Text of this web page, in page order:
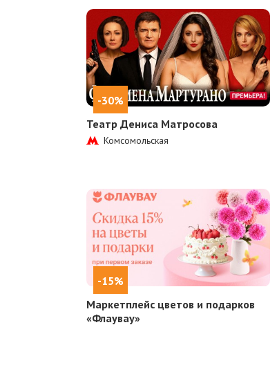
-30%
Театр Дениса Матросова
Комсомольская
-15%
Маркетплейс цветов и подарков
«Флаувау»